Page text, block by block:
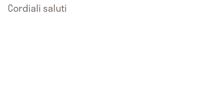
Cordiali saluti